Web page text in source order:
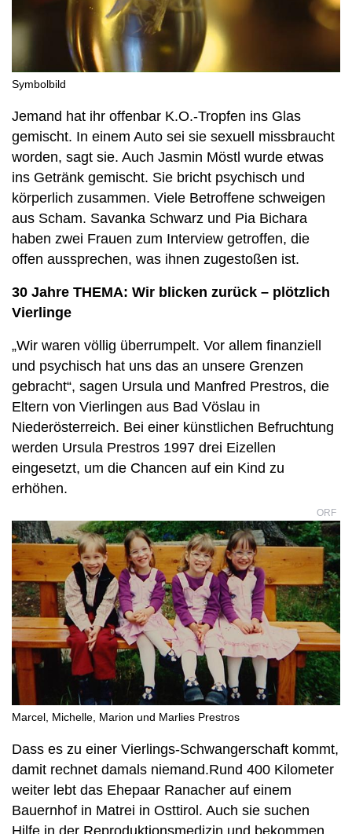
Symbolbild
Jemand hat ihr offenbar K.O.-Tropfen ins Glas
gemischt. In einem Auto sei sie sexuell missbraucht
worden, sagt sie. Auch Jasmin Möstl wurde etwas
ins Getränk gemischt. Sie bricht psychisch und
körperlich zusammen. Viele Betroffene schweigen
aus Scham. Savanka Schwarz und Pia Bichara
haben zwei Frauen zum Interview getroffen, die
offen aussprechen, was ihnen zugestoßen ist.
30 Jahre THEMA: Wir blicken zurück – plötzlich
Vierlinge
„Wir waren völlig überrumpelt. Vor allem finanziell
und psychisch hat uns das an unsere Grenzen
gebracht“, sagen Ursula und Manfred Prestros, die
Eltern von Vierlingen aus Bad Vöslau in
Niederösterreich. Bei einer künstlichen Befruchtung
werden Ursula Prestros 1997 drei Eizellen
eingesetzt, um die Chancen auf ein Kind zu
erhöhen.
ORF
Marcel, Michelle, Marion und Marlies Prestros
Dass es zu einer Vierlings-Schwangerschaft kommt,
damit rechnet damals niemand.Rund 400 Kilometer
weiter lebt das Ehepaar Ranacher auf einem
Bauernhof in Matrei in Osttirol. Auch sie suchen